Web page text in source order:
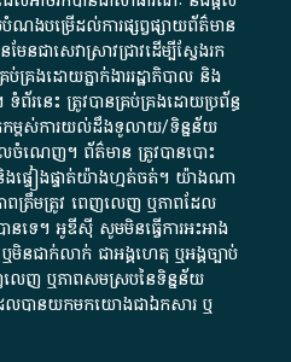
បម្រើ​ដល់ការ​ផ្សព្វផ្សាយ​ព័ត៌មាន​
ជា​សេវា​ស្រាវជ្រាវ​ដើម្បី​ស្វែងរក
រង​ដោយ​ភ្នាក់ងារ​រដ្ឋាភិបាល​ និង
ព័រ​នេះ​ ត្រូវ​បាន​គ្រប់គ្រង​ដោយ​ប្រព័ន្ធ​
ម្ពស់​ការ​យល់​ដឹង​ទូលាយ​/​ទិន្នន័យ​
ណេញ​។​ ព័ត៌មាន​ ត្រូវ​បាន​បោះ
ង​ផ្ទៀងផ្ទាត់​យ៉ាង​ហ្មត់ចត់​។​ យ៉ាងណា​
ត្រឹមត្រូវ​ ពេញលេញ​ ឬ​ភាព​ដែល​
ន​ទេ​។​ អូ​ឌី​ស៊ី​ សូម​មិន​ធ្វើការ​អះអាង​
មិន​ជាក់លាក់​ ជា​អង្គហេតុ​ ឬ​អង្គច្បាប់​
លេញ​ ឬ​ភាព​សម​ស្រប​នៃ​ទិន្នន័យ​
ល​បាន​យក​មក​យោង​ជា​ឯកសារ​ ឬ​